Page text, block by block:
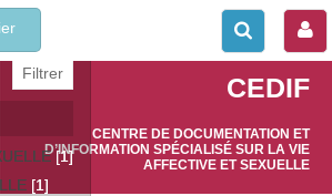
CEDIF
CENTRE DE DOCUMENTATION ET
D’INFORMATION SPÉCIALISÉ SUR LA VIE
AFFECTIVE ET SEXUELLE
[1]
[1]